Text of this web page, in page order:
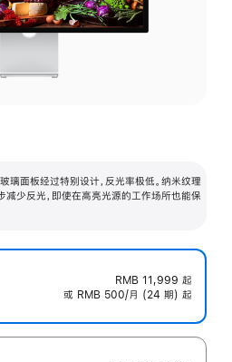
璃面板经过特别设计，反光率极低。纳米纹理
减少反光，即使在高亮光源的工作场所也能保
RMB 11,999 起
或 RMB 500/月 (24 期) 起